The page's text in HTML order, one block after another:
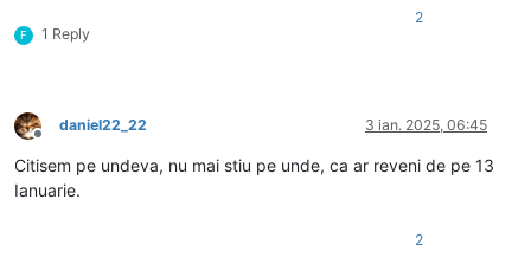
F 1 Reply
2
Deconectat
daniel22_22 3 ian. 2025, 06:45
Citisem pe undeva, nu mai stiu pe unde, ca ar reveni de pe 13
Ianuarie.
2